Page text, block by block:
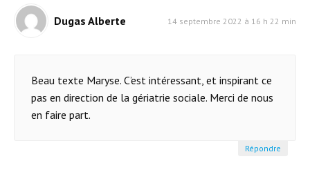
Dugas Alberte 14 septembre 2022 à 16 h 22 min
Beau texte Maryse. C’est intéressant, et inspirant ce
pas en direction de la gériatrie sociale. Merci de nous
en faire part.
Répondre